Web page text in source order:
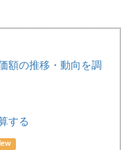
額の推移・動向を調
する